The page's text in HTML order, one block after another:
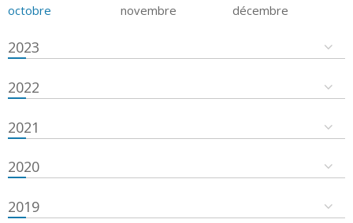
octobre
novembre décembre
2023
2022
2021
2020
2019